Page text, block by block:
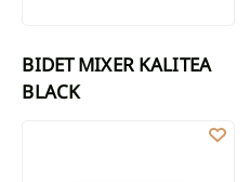
BIDET MIXER KALITEA
BLACK
BIDET MIXER GLAMOUR, GOLD